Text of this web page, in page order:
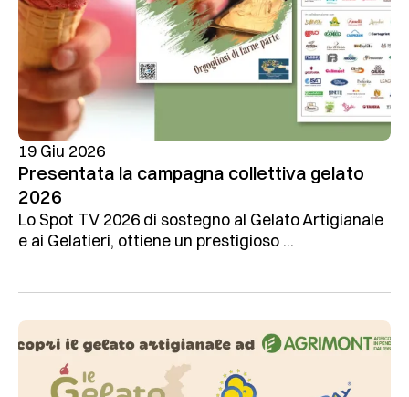
19 Giu 2026
Presentata la campagna collettiva gelato
2026
Lo Spot TV 2026 di sostegno al Gelato Artigianale
e ai Gelatieri, ottiene un prestigioso ...